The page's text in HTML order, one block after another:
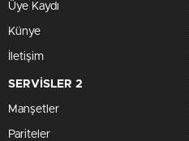
Üye Kaydı
Künye
İletişim
SERVİSLER 2
Manşetler
Pariteler